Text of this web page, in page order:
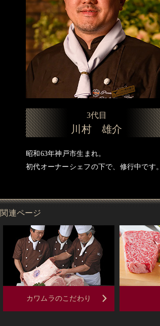
3代目
川村 雄介
昭和63年神戸市生まれ。
初代オーナーシェフの下で、修行中です。
関連ページ
カワムラのこだわり